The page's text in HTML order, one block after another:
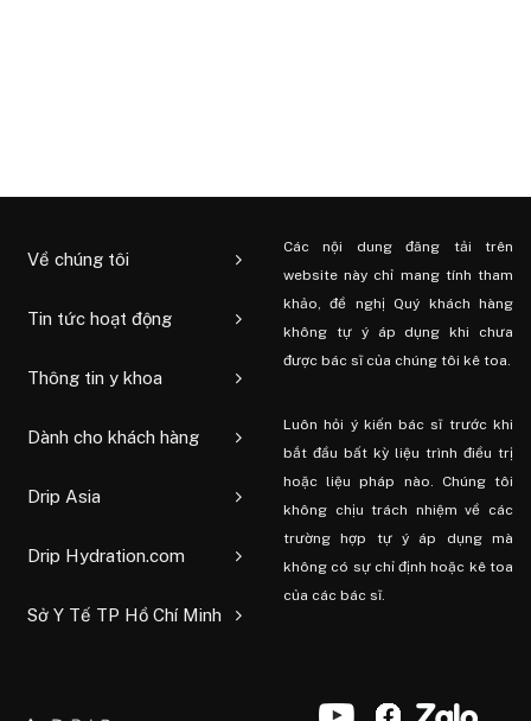
Về chúng tôi
Tin tức hoạt động
Thông tin y khoa
Dành cho khách hàng
Drip Asia
Drip Hydration.com
Sở Y Tế TP Hồ Chí Minh
Các nội dung đăng tải trên
website này chỉ mang tính tham
khảo, đề nghị Quý khách hàng
không tự ý áp dụng khi chưa
được bác sĩ của chúng tôi kê toa.
Luôn hỏi ý kiến ​​bác sĩ trước khi
bắt đầu bất kỳ liệu trình điều trị
hoặc liệu pháp nào. Chúng tôi
không chịu trách nhiệm về các
trường hợp tự ý áp dụng mà
không có sự chỉ định hoặc kê toa
của các bác sĩ.